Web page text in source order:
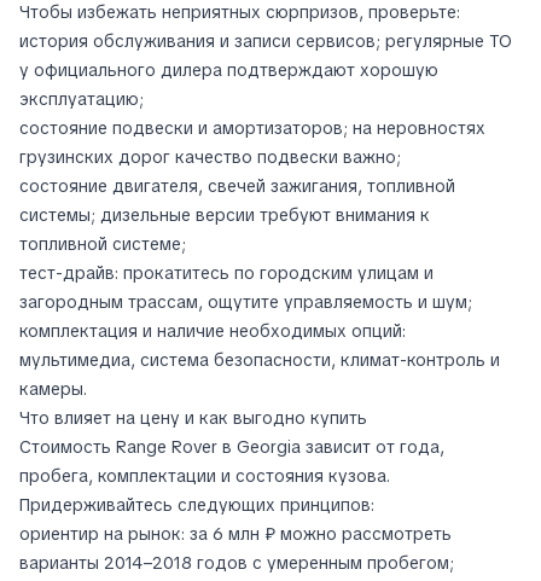
Чтобы избежать неприятных сюрпризов, проверьте:
история обслуживания и записи сервисов; регулярные ТО
у официального дилера подтверждают хорошую
эксплуатацию;
состояние подвески и амортизаторов; на неровностях
грузинских дорог качество подвески важно;
состояние двигателя, свечей зажигания, топливной
системы; дизельные версии требуют внимания к
топливной системе;
тест-драйв: прокатитесь по городским улицам и
загородным трассам, ощутите управляемость и шум;
комплектация и наличие необходимых опций:
мультимедиа, система безопасности, климат-контроль и
камеры.
Что влияет на цену и как выгодно купить
Стоимость Range Rover в Georgia зависит от года,
пробега, комплектации и состояния кузова.
Придерживайтесь следующих принципов:
ориентир на рынок: за 6 млн ₽ можно рассмотреть
варианты 2014–2018 годов с умеренным пробегом;